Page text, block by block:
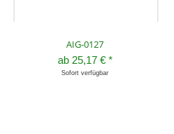
AIG-0127
ab 25,17 € *
Sofort verfügbar